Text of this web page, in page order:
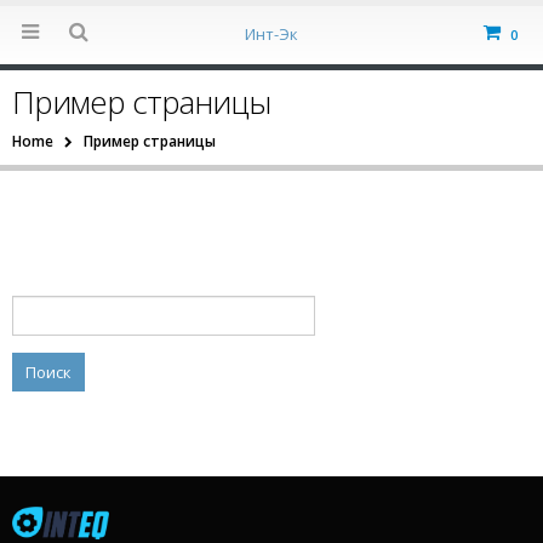
Инт-Эк 0
Пример страницы
Home Пример страницы